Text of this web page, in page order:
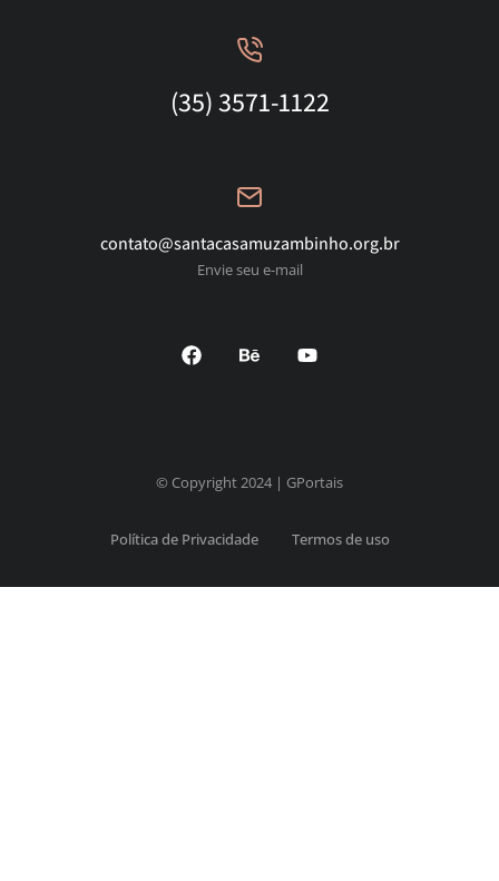
(35) 3571-1122
contato@santacasamuzambinho.org.br
Envie seu e-mail
© Copyright 2024 | GPortais
Política de Privacidade Termos de uso